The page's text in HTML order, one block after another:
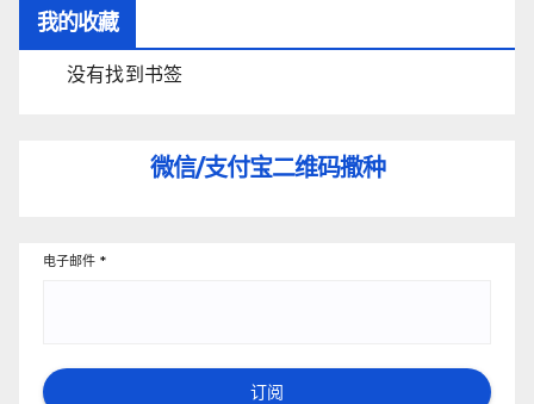
我的收藏
没有找到书签
微信/支付宝二维码撒种
电子邮件 *
订阅